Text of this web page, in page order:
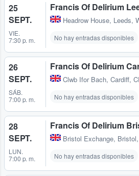
25
SEPT.
VIE.
7:30 p. m.
Francis Of Delirium
Headrow House, Leeds,
No hay entradas disponibles
26
SEPT.
SÁB.
7:00 p. m.
Francis Of Delirium
Clwb Ifor Bach, Cardiff,
No hay entradas disponibles
28
SEPT.
LUN.
7:00 p. m.
Francis Of Delirium
Bristol Exchange,
No hay entradas disponibles